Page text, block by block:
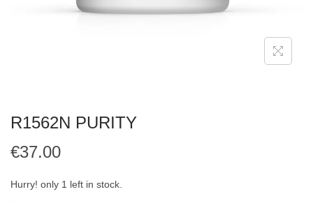
R1562N PURITY
€37.00
Hurry! only 1 left in stock.